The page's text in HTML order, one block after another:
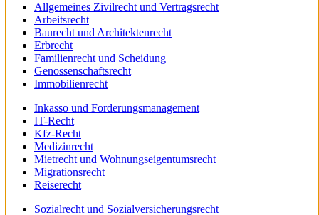
Allgemeines Zivilrecht und Vertragsrecht
Arbeitsrecht
Baurecht und Architektenrecht
Erbrecht
Familienrecht und Scheidung
Genossenschaftsrecht
Immobilienrecht
Inkasso und Forderungsmanagement
IT-Recht
Kfz-Recht
Medizinrecht
Mietrecht und Wohnungseigentumsrecht
Migrationsrecht
Reiserecht
Sozialrecht und Sozialversicherungsrecht